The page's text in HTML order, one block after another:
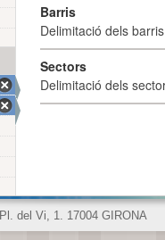
Barris
Delimitació dels
Sectors
Delimitació dels
Pl. del Vi, 1. 17004 GIRONA